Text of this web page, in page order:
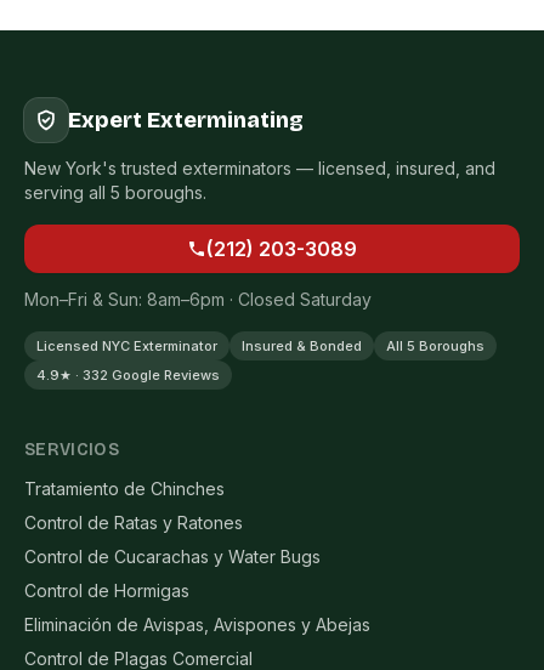
Expert Exterminating
New York's trusted exterminators — licensed, insured, and
serving all 5 boroughs.
(212) 203-3089
Mon–Fri & Sun: 8am–6pm · Closed Saturday
Licensed NYC Exterminator Insured & Bonded
All 5 Boroughs
4.9★ · 332 Google Reviews
SERVICIOS
Tratamiento de Chinches
Control de Ratas y Ratones
Control de Cucarachas y Water Bugs
Control de Hormigas
Eliminación de Avispas, Avispones y Abejas
Control de Plagas Comercial